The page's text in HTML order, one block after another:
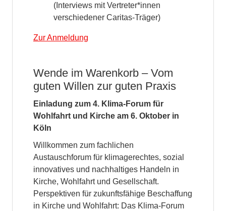
(Interviews mit Vertreter*innen
verschiedener Caritas-Träger)
Zur Anmeldung
Wende im Warenkorb – Vom
guten Willen zur guten Praxis
Einladung zum 4. Klima-Forum für
Wohlfahrt und Kirche am 6. Oktober in
Köln
Willkommen zum fachlichen
Austauschforum für klimagerechtes, sozial
innovatives und nachhaltiges Handeln in
Kirche, Wohlfahrt und Gesellschaft.
Perspektiven für zukunftsfähige Beschaffung
in Kirche und Wohlfahrt: Das Klima-Forum